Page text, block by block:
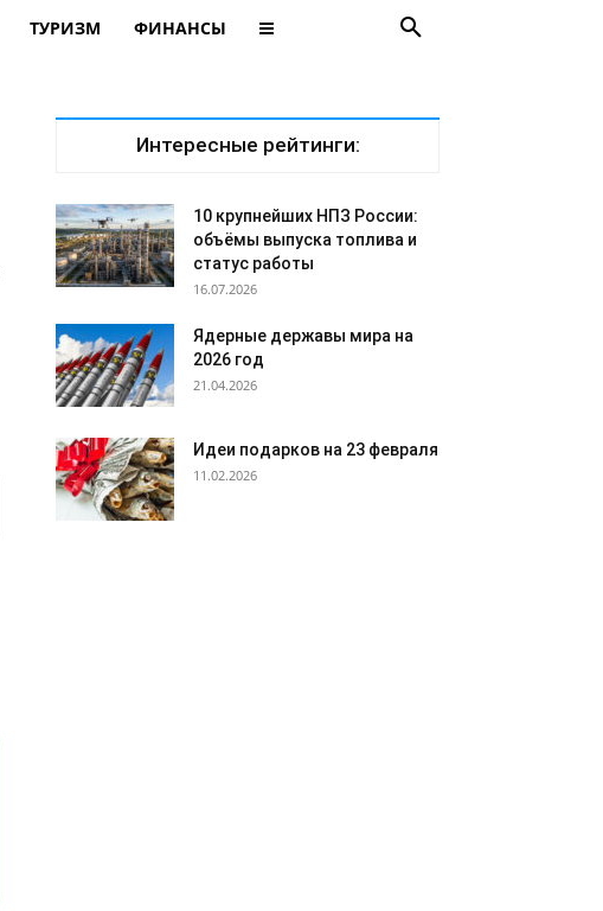
ТУРИЗМ ФИНАНСЫ
Интересные рейтинги:
10 крупнейших НПЗ России:
объёмы выпуска топлива и
статус работы
16.07.2026
Ядерные державы мира на
2026 год
21.04.2026
Идеи подарков на 23 февраля
11.02.2026